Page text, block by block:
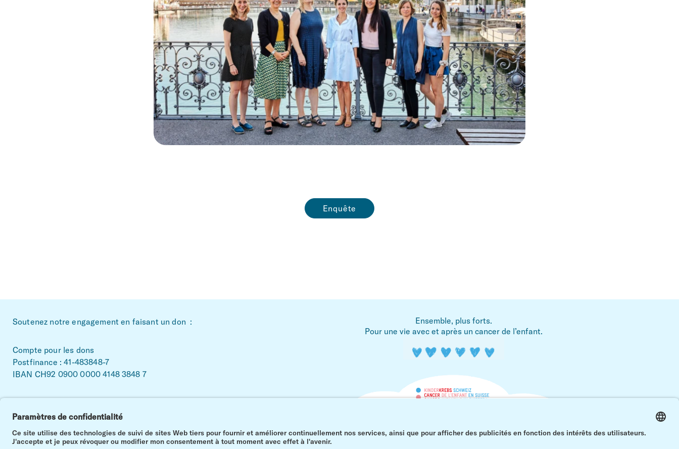
Enquête
~Footerbereich
Soutenez notre engagement en faisant un don :
Compte pour les dons
Postfinance : 41-483848-7
IBAN CH92 0900 0000 4148 3848 7
FacebookLinkedinInstagram
Ensemble, plus forts.
Pour une vie avec et après un cancer de l’enfant.